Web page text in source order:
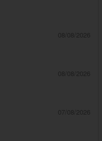
08/08/2026
08/08/2026
07/08/2026